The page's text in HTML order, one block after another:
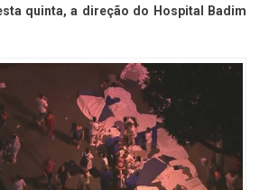
quinta, a direção do Hospital Badim